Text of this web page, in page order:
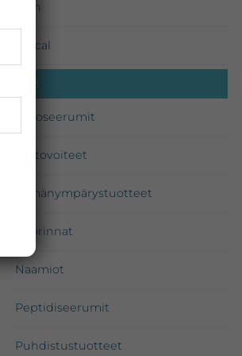
Environ
iS Clinical
Medik8
Tehoseerumit
Hoitovoiteet
Silmänympärystuotteet
Kuorinnat
Naamiot
Peptidiseerumit
Puhdistustuotteet